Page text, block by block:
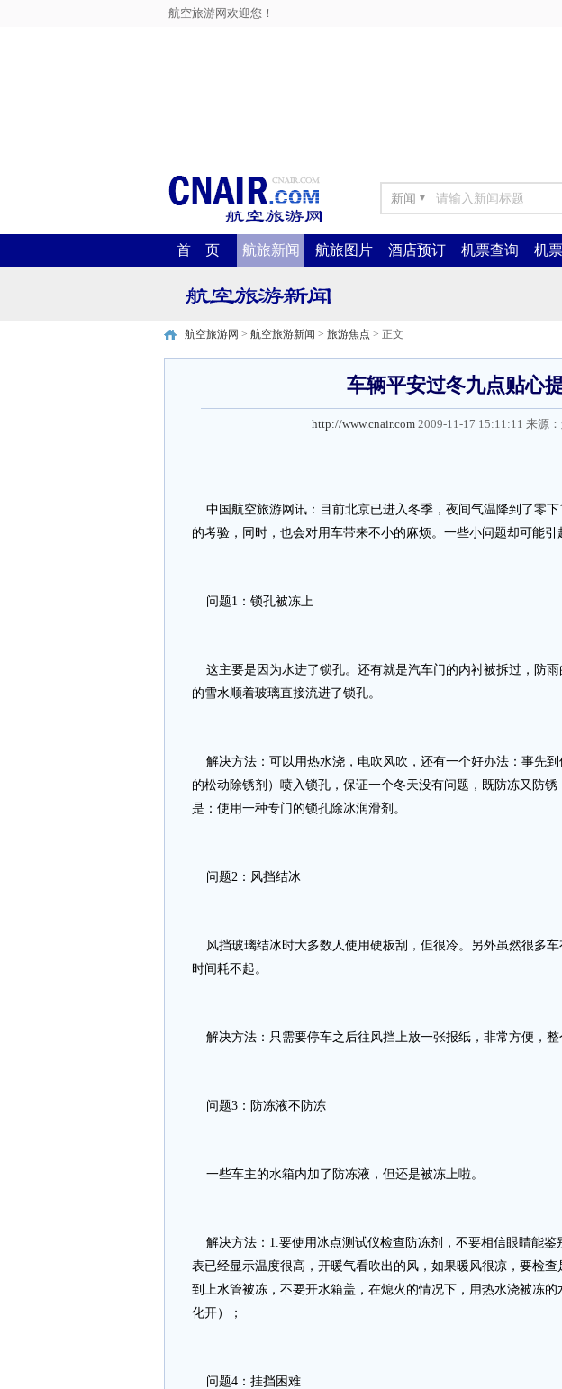
航空旅游网欢迎您！
新闻 ▼
首 页 航旅新闻 航旅图片 酒店预订 机票查询 机
航空旅游网 > 航空旅游新闻 > 旅游焦点 > 正文
车辆平安过冬九点贴心
http://www.cnair.com 2009-11-17 15:11:11 来源：
中国航空旅游网讯： 目前北京已进入冬季，夜间气温降到了零
的考验，同时，也会对用车带来不小的麻烦。一些小问题却可能引
问题1：锁孔被冻上
这主要是因为水进了锁孔。还有就是汽车门的内衬被拆过，防
的雪水顺着玻璃直接流进了锁孔。
解决方法：可以用热水浇，电吹风吹，还有一个好办法：事先到
的松动除锈剂）喷入锁孔，保证一个冬天没有问题，既防冻又防
是：使用一种专门的锁孔除冰润滑剂。
问题2：风挡结冰
风挡玻璃结冰时大多数人使用硬板刮，但很冷。另外虽然很多
时间耗不起。
解决方法：只需要停车之后往风挡上放一张报纸，非常方便，整
问题3：防冻液不防冻
一些车主的水箱内加了防冻液，但还是被冻上啦。
解决方法：1.要使用冰点测试仪检查防冻剂，不要相信眼睛能鉴
表已经显示温度很高，开暖气看吹出的风，如果暖风很凉，要检
到上水管被冻，不要开水箱盖，在熄火的情况下，用热水浇被冻
化开）；
问题4：挂挡困难